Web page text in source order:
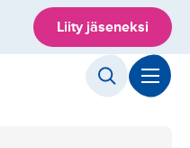
Liity jäseneksi